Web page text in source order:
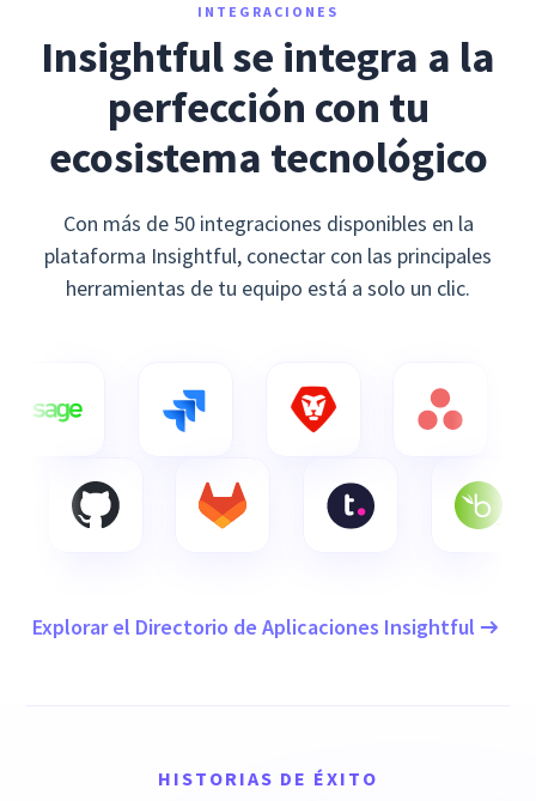
INTEGRACIONES
Insightful se integra a la
perfección con tu
ecosistema tecnológico
Con más de 50 integraciones disponibles en la
plataforma Insightful, conectar con las principales
herramientas de tu equipo está a solo un clic.
Explorar el Directorio de Aplicaciones Insightful
HISTORIAS DE ÉXITO